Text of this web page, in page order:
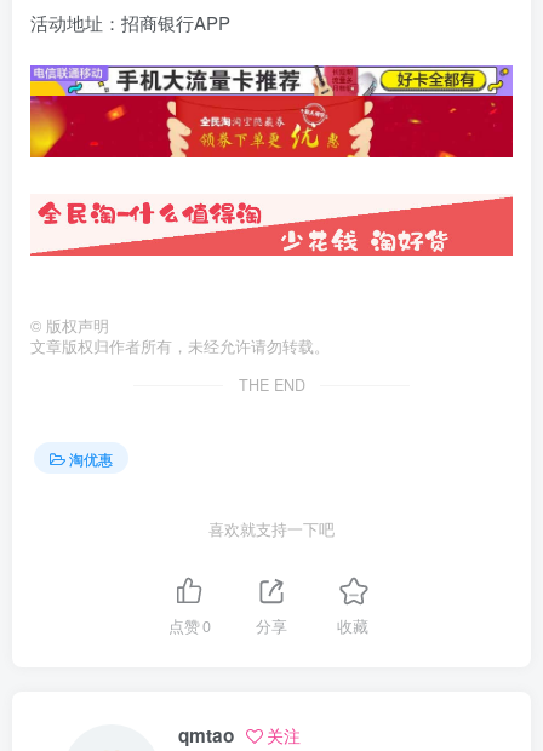
活动地址：招商银行APP
© 版权声明
文章版权归作者所有，未经允许请勿转载。
THE END
淘优惠
喜欢就支持一下吧
点赞0 分享 收藏
qmtao 关注